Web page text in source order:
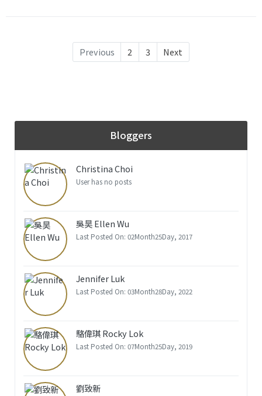
Previous 2 3 Next
Bloggers
Christina Choi
User has no posts
吳昊 Ellen Wu
Last Posted On: 02Month25Day, 2017
Jennifer Luk
Last Posted On: 03Month28Day, 2022
駱偉琪 Rocky Lok
Last Posted On: 07Month25Day, 2019
劉致新